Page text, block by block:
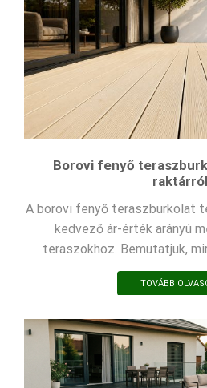
Borovi fenyő
raktárról
A borovi fenyő teraszburkolat
kedvező ár-érték arányú
teraszokhoz. Bemutatjuk,
TOVÁBB